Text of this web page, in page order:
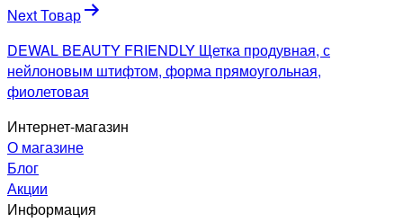
Next Товар
DEWAL BEAUTY FRIENDLY Щетка продувная, с
нейлоновым штифтом, форма прямоугольная,
фиолетовая
Интернет-магазин
О магазине
Блог
Акции
Информация